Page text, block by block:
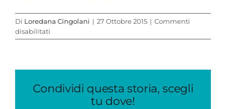
Di Loredana Cingolani | 27 Ottobre 2015 | Commenti
disabilitati
orc
Condividi questa storia, scegli
tu dove!